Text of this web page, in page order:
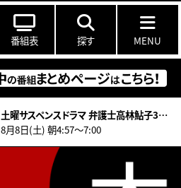
番組表 探す MENU
土曜サスペンスドラマ 弁護士高林鮎子34 志摩の旅・みえ6号毒殺連鎖
8月8日(土) 朝4:57〜7:00